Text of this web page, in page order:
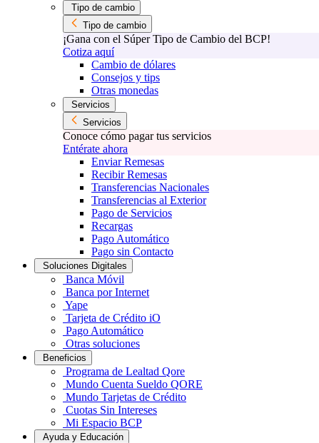
Tipo de cambio
Tipo de cambio
¡Gana con el Súper Tipo de Cambio del BCP!
Cotiza aquí
Cambio de dólares
Consejos y tips
Otras monedas
Servicios
Servicios
Conoce cómo pagar tus servicios
Entérate ahora
Enviar Remesas
Recibir Remesas
Transferencias Nacionales
Transferencias al Exterior
Pago de Servicios
Recargas
Pago Automático
Pago sin Contacto
Soluciones Digitales
Banca Móvil
Banca por Internet
Yape
Tarjeta de Crédito iO
Pago Automático
Otras soluciones
Beneficios
Programa de Lealtad Qore
Mundo Cuenta Sueldo QORE
Mundo Tarjetas de Crédito
Cuotas Sin Intereses
Mi Espacio BCP
Ayuda y Educación